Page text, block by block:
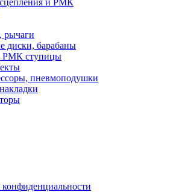
и РМК
рычаги
диски, барабаны
РМК ступицы
пневмоподушки